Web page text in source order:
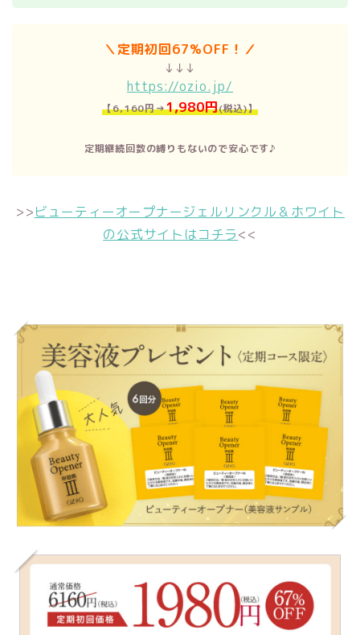
＼定期初回67%OFF！／
↓↓↓
https://ozio.jp/
【6,160円→1,980円(税込)】
定期継続回数の縛りもないので安心です♪
>>ビューティーオープナージェルリンクル＆ホワイト
の公式サイトはコチラ<<